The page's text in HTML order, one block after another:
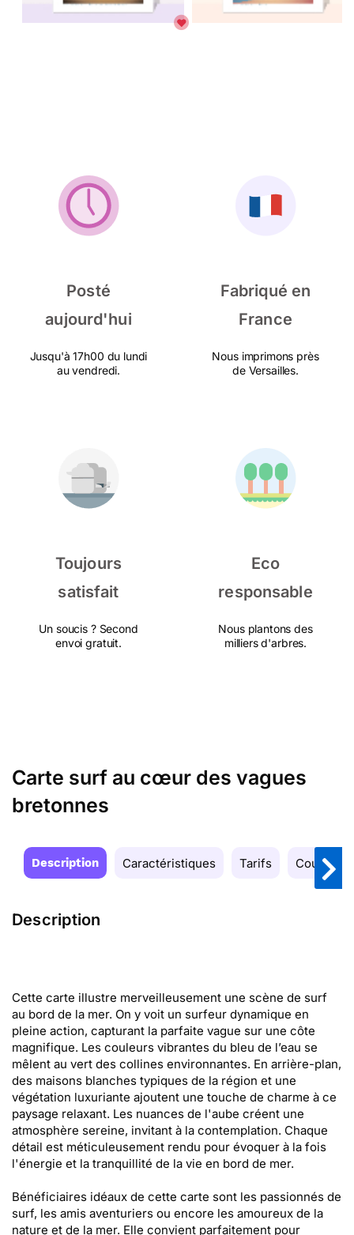
Posté
aujourd'hui
Jusqu'à 17h00 du lundi
au vendredi.
Fabriqué en
France
Nous imprimons près
de Versailles.
Toujours
satisfait
Un soucis ? Second
envoi gratuit.
Eco
responsable
Nous plantons des
milliers d'arbres.
Carte surf au cœur des vagues
bretonnes
Description Caractéristiques Tarifs Couleurs
Description
Cette carte illustre merveilleusement une scène de surf
au bord de la mer. On y voit un surfeur dynamique en
pleine action, capturant la parfaite vague sur une côte
magnifique. Les couleurs vibrantes du bleu de l’eau se
mêlent au vert des collines environnantes. En arrière-plan,
des maisons blanches typiques de la région et une
végétation luxuriante ajoutent une touche de charme à ce
paysage relaxant. Les nuances de l'aube créent une
atmosphère sereine, invitant à la contemplation. Chaque
détail est méticuleusement rendu pour évoquer à la fois
l'énergie et la tranquillité de la vie en bord de mer.
Bénéficiaires idéaux de cette carte sont les passionnés de
surf, les amis aventuriers ou encore les amoureux de la
nature et de la mer. Elle convient parfaitement pour